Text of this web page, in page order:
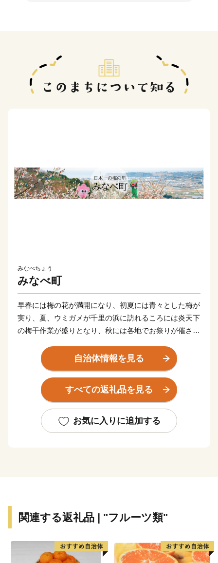
みなべちょう
みなべ町
早春には梅の花が満開になり、初夏には青々とした梅が
実り、夏、ウミガメが千里の浜に訪れるころには炎天下
の梅干作業が盛りとなり、秋には各地でお祭りが催され
っている皆様、みなべ町を応援してくださいませんか。
みなべ町の基幹産業である、梅を生産するシステムが、
平成27年12月15日（火）にFAO（国際連合食糧農業機
関本部）で開催された「GIAHS運営・科学合同委員
自治体情報を見る
すべての返礼品を見る
お気に入りに追加する
関連する返礼品 | "フルーツ類"